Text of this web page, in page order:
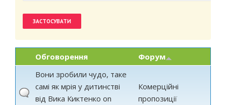
Обговорення
Форум
Вони зробили чудо, таке
самі як мрія у дитинстві
від Вика Киктенко on
Комерційні
пропозиції